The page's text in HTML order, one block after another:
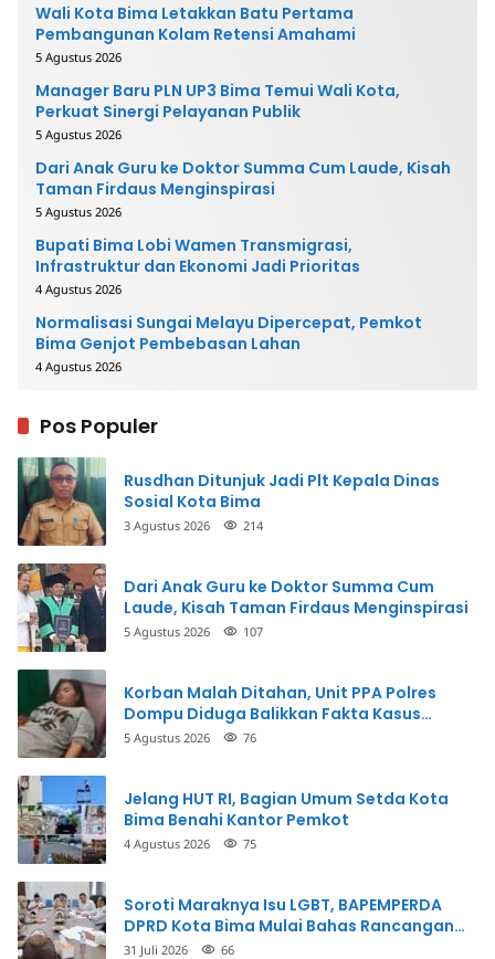
Wali Kota Bima Letakkan Batu Pertama
Pembangunan Kolam Retensi Amahami
5 Agustus 2026
Manager Baru PLN UP3 Bima Temui Wali Kota,
Perkuat Sinergi Pelayanan Publik
5 Agustus 2026
Dari Anak Guru ke Doktor Summa Cum Laude, Kisah
Taman Firdaus Menginspirasi
5 Agustus 2026
Bupati Bima Lobi Wamen Transmigrasi,
Infrastruktur dan Ekonomi Jadi Prioritas
4 Agustus 2026
Normalisasi Sungai Melayu Dipercepat, Pemkot
Bima Genjot Pembebasan Lahan
4 Agustus 2026
Pos Populer
Rusdhan Ditunjuk Jadi Plt Kepala Dinas
Sosial Kota Bima
3 Agustus 2026 214
Dari Anak Guru ke Doktor Summa Cum
Laude, Kisah Taman Firdaus Menginspirasi
5 Agustus 2026 107
Korban Malah Ditahan, Unit PPA Polres
Dompu Diduga Balikkan Fakta Kasus
Penganiayaan
5 Agustus 2026 76
Jelang HUT RI, Bagian Umum Setda Kota
Bima Benahi Kantor Pemkot
4 Agustus 2026 75
Soroti Maraknya Isu LGBT, BAPEMPERDA
DPRD Kota Bima Mulai Bahas Rancangan
Perda Pencegahan
31 Juli 2026 66